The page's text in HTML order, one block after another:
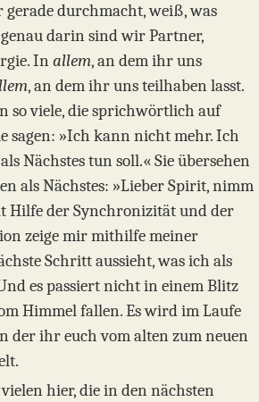
gerade durchmacht, weiß, was
darin sind wir Partner,
Inallem, an dem ihr uns
, an dem ihr uns teilhaben lasst.
so viele, die sprichwörtlich auf
sagen: »Ich kann nicht mehr. Ich
Nächstes tun soll.« Sie übersehen
als Nächstes: »Lieber Spirit, nimm
Hilfe der Synchronizität und der
zeige mir mithilfe meiner
Schritt aussieht, was ich als
es passiert nicht in einem Blitz
Himmel fallen. Es wird im Laufe
der ihr euch vom alten zum neuen
hier, die in den nächsten